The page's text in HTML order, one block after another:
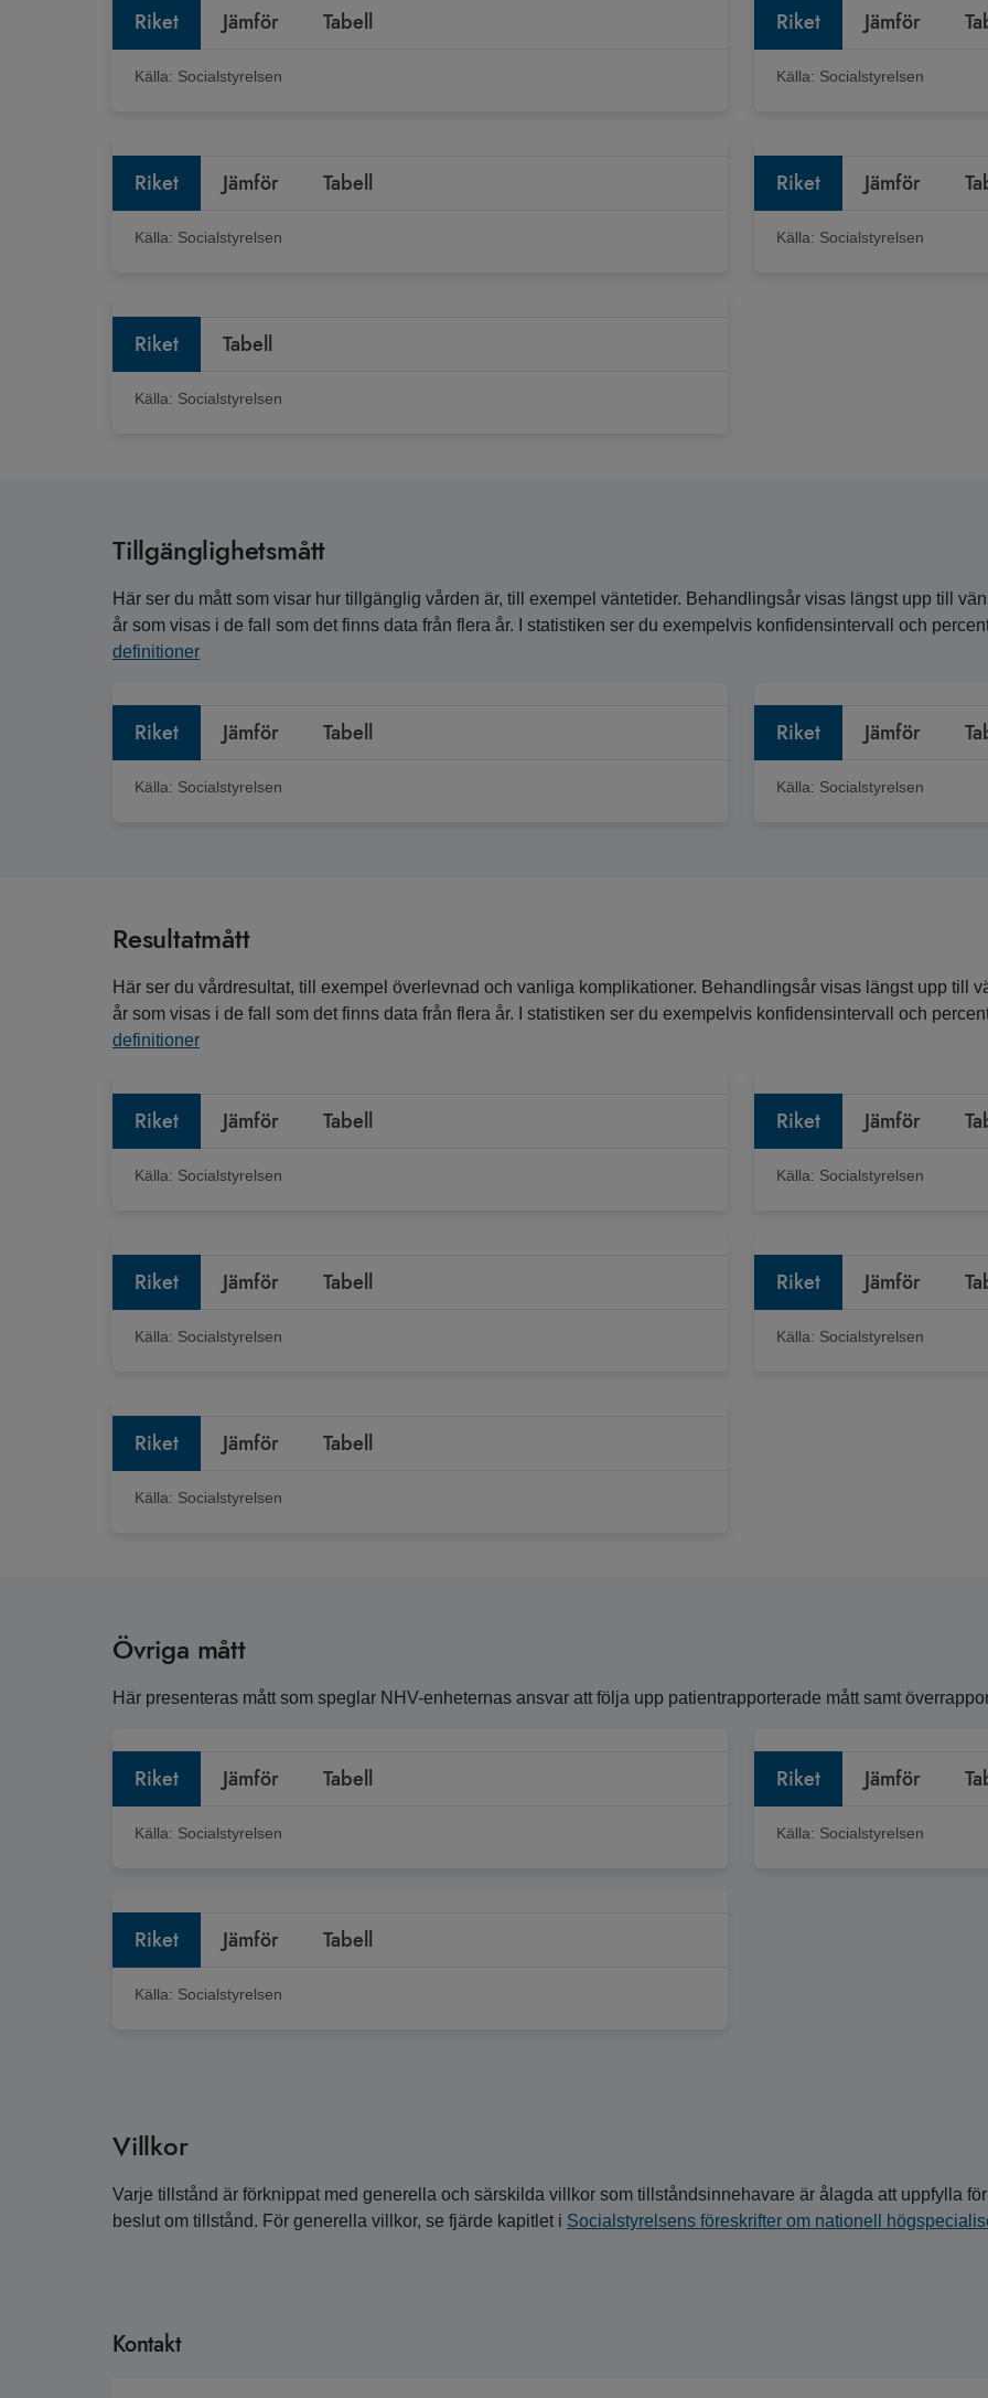
Riket Jämför Tabell
Källa: Socialstyrelsen
Riket Jämför
Källa: Socialstyrelsen
Riket Jämför Tabell
Källa: Socialstyrelsen
Riket Jämför
Källa: Socialstyrelsen
Riket Tabell
Källa: Socialstyrelsen
Tillgänglighetsmått
Här ser du mått som visar hur tillgänglig vården är, till exempel väntetider. Behandlingsår visas längst upp till
år som visas i de fall som det finns data från flera år. I statistiken ser du exempelvis konfidensintervall och
definitioner
Riket Jämför Tabell
Källa: Socialstyrelsen
Riket Jämför
Källa: Socialstyrelsen
Resultatmått
Här ser du vårdresultat, till exempel överlevnad och vanliga komplikationer. Behandlingsår visas längst upp till
år som visas i de fall som det finns data från flera år. I statistiken ser du exempelvis konfidensintervall och
definitioner
Riket Jämför Tabell
Källa: Socialstyrelsen
Riket Jämför
Källa: Socialstyrelsen
Riket Jämför Tabell
Källa: Socialstyrelsen
Riket Jämför
Källa: Socialstyrelsen
Riket Jämför Tabell
Källa: Socialstyrelsen
Övriga mått
Här presenteras mått som speglar NHV-enheternas ansvar att följa upp patientrapporterade mått samt
Riket Jämför Tabell
Källa: Socialstyrelsen
Riket Jämför
Källa: Socialstyrelsen
Riket Jämför Tabell
Källa: Socialstyrelsen
Villkor
Varje tillstånd är förknippat med generella och särskilda villkor som tillståndsinnehavare är ålagda att uppfylla
beslut om tillstånd. För generella villkor, se fjärde kapitlet i Socialstyrelsens föreskrifter om nationell
Kontakt